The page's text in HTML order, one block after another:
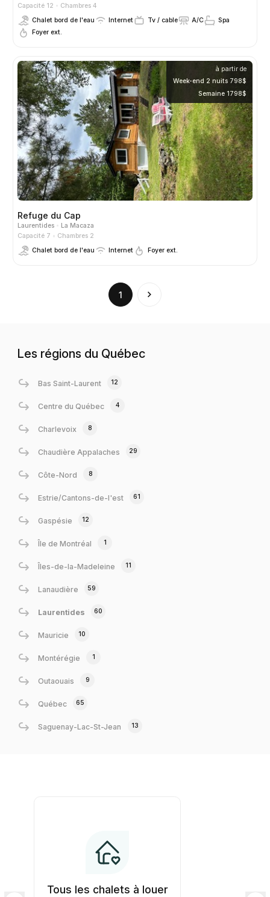
Capacité 12
Chambres 4
Chalet bord de l'eau
Internet Tv / cable A/C
Spa
Foyer ext.
à partir de
Week-end 2 nuits 798$
Semaine 1798$
Refuge du Cap
Laurentides
La Macaza
Capacité 7
Chambres 2
Chalet bord de l'eau
Internet Foyer ext.
1
(current)
Les régions du Québec
Bas Saint-Laurent 12
Centre du Québec 4
Charlevoix 8
Chaudière Appalaches 29
Côte-Nord 8
Estrie/Cantons-de-l'est 61
Gaspésie 12
Île de Montréal 1
Îles-de-la-Madeleine 11
Lanaudière 59
Laurentides 60
Mauricie 10
Montérégie 1
Outaouais 9
Québec 65
Saguenay-Lac-St-Jean 13
Tous les chalets à louer